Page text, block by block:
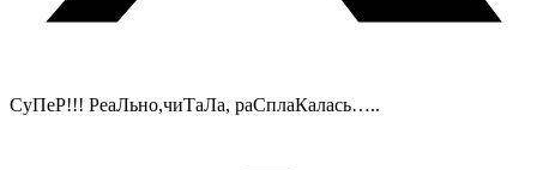
СуПеР!!! РеаЛьно,чиТаЛа, раСплаКалась…..